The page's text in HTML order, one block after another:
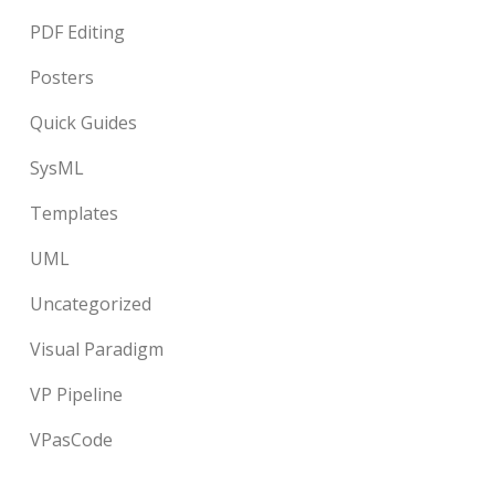
PDF Editing
Posters
Quick Guides
SysML
Templates
UML
Uncategorized
Visual Paradigm
VP Pipeline
VPasCode